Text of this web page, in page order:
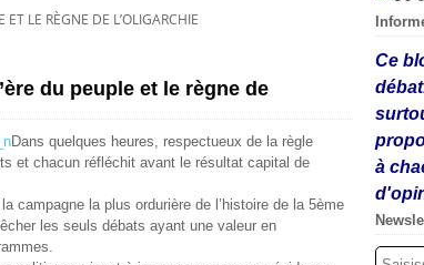
ET LE RÈGNE DE L’OLIGARCHIE
du peuple et le règne de
Dans quelques heures, respectueux de la règle
et chacun réfléchit avant le résultat capital de
campagne la plus ordurière de l’histoire de la 5ème
les seuls débats ayant une valeur en
Ce
à